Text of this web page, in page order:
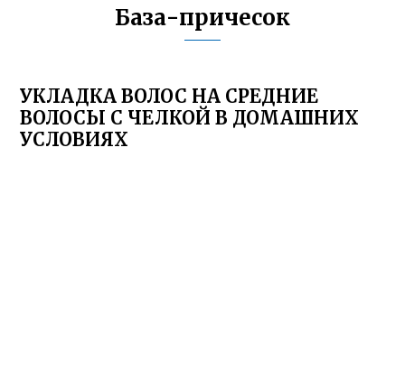
База-причесок
УКЛАДКА ВОЛОС НА СРЕДНИЕ
ВОЛОСЫ С ЧЕЛКОЙ В ДОМАШНИХ
УСЛОВИЯХ